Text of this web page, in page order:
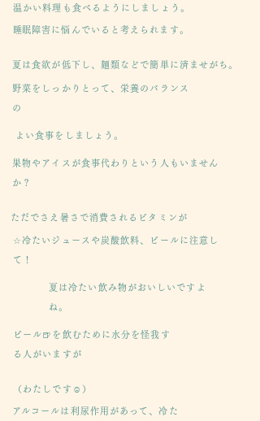
温かい料理も食べるようにしましょう。
​睡眠障害に悩んでいると考えられます。
夏は食欲が低下し、麺類などで簡単に済ませがち。
野菜をしっかりとって、栄養のバランス
の
よい食事をしましょう。
果物やアイスが食事代わりという人もいません
か？
ただでさえ暑さで消費されるビタミンが
☆冷たいジュースや炭酸飲料、ビールに注意し
て！
夏は冷たい飲み物がおいしいですよ
ね。
ビール🍺を飲むために水分を怪我す
る人がいますが
（わたしです☺️）
​アルコールは利尿作用があって、冷た